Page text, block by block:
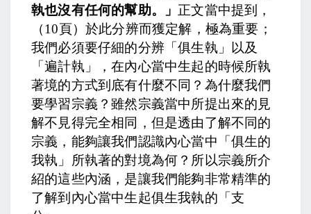
執也沒有任何的幫助。」 正文當中提到，
（10頁）於此分辨而獲定解，極為重要；
我們必須要仔細的分辨「俱生執」以及
「遍計執」，在內心當中生起的時候所執
著境的方式到底有什麼不同？為什麼我們
要學習宗義？雖然宗義當中所提出來的見
解不見得完全相同，但是透由了解不同的
宗義，能夠讓我們認識內心當中「俱生的
我執」所執著的對境為何？所以宗義所介
紹的這些內涵，是讓我們能夠非常精準的
了解到內心當中生起俱生我執的「支